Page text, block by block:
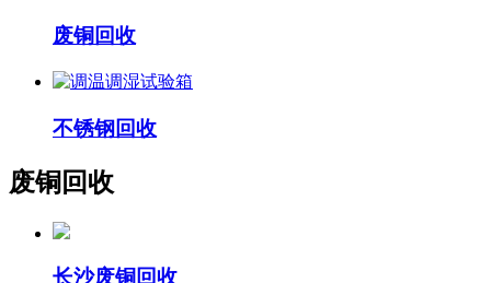
废铜回收
不锈钢回收
废铜回收
长沙废铜回收